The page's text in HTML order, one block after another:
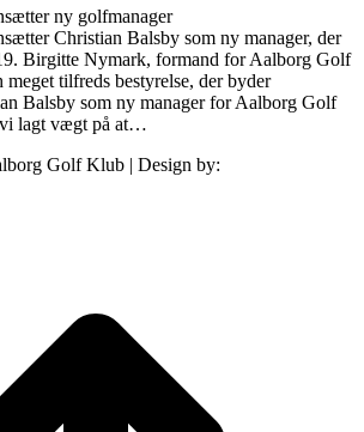
ansætter ny golfmanager
Christian Balsby som ny manager, der
Birgitte Nymark, formand for Aalborg Golf
tilfreds bestyrelse, der byder
Balsby som ny manager for Aalborg Golf
lagt vægt på at…
Golf Klub | Design by: